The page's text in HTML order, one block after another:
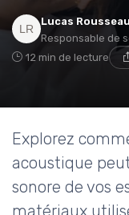
Lucas Rousseau
Responsable de
12 min de lecture
Explorez
acoustique
sonore de vos